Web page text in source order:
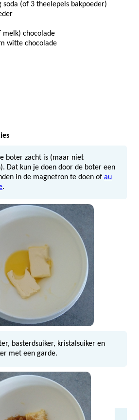
soda (of 3 theelepels bakpoeder)
melk) chocolade
witte chocolade
boter zacht is (maar niet
Dat kun je doen door de boter een
in de magnetron te doen of au
.
basterdsuiker, kristalsuiker en
met een garde.